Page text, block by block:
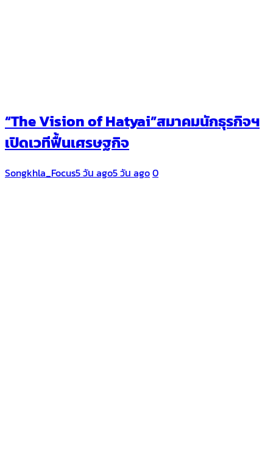
“The Vision of Hatyai”สมาคมนักธุรกิจฯ
เปิดเวทีฟื้นเศรษฐกิจ
Songkhla_Focus5 วัน ago5 วัน ago0